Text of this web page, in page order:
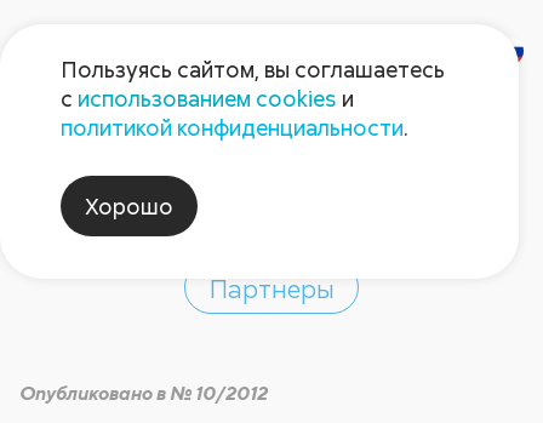
«Цветы/Flowers IPM-
Партнеры
Опубликовано в № 10/2012
Пользуясь сайтом, вы соглашаетесь
с использованием cookies и
политикой конфиденциальности.
Хорошо